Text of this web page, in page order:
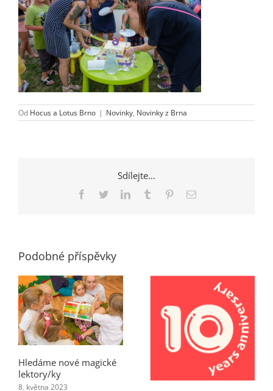
Od Hocus a Lotus Brno | Novinky, Novinky z Brna
Sdílejte...
Facebook
TwitterLinkedInTumblr Pinterest
E-
Podobné příspěvky
Hledáme nové magické
lektory/ky
8. května 2023